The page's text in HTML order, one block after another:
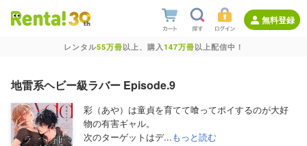
無料登録
レンタル55万冊以上、購入147万冊以上配信中！
地雷系ヘビー級ラバー Episode.9
彩（あや）は童貞を育てて喰ってポイするのが大好
物の有害ギャル。
次のターゲットはデ...もっと読む